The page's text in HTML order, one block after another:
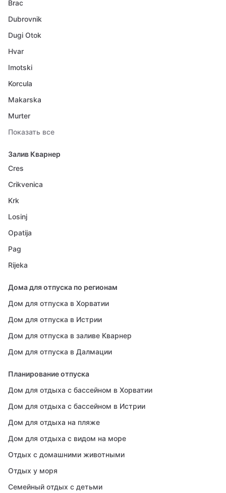
Brac
Dubrovnik
Dugi Otok
Hvar
Imotski
Korcula
Makarska
Murter
Показать все
Залив Кварнер
Cres
Crikvenica
Krk
Losinj
Opatija
Pag
Rijeka
Дома для отпуска по регионам
Дом для отпуска в Хорватии
Дом для отпуска в Истрии
Дом для отпуска в заливе Кварнер
Дом для отпуска в Далмации
Планирование отпуска
Дом для отдыха с бассейном в Хорватии
Дом для отдыха с бассейном в Истрии
Дом для отдыха на пляже
Дом для отдыха с видом на море
Отдых с домашними животными
Отдых у моря
Семейный отдых с детьми